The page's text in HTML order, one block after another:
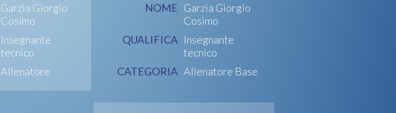
Garzia Giorgio
Cosimo
Insegnante
tecnico
Allenatore
NOME Garzia Giorgio
Cosimo
QUALIFICA Insegnante
tecnico
CATEGORIA Allenatore Base